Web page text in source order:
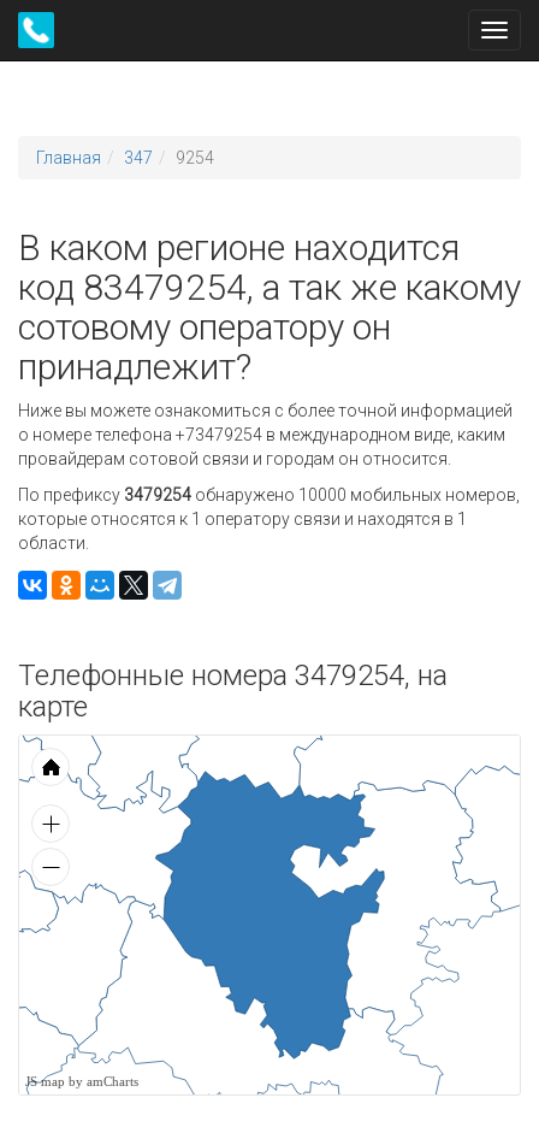
Главная 347 9254
В каком регионе находится
код 83479254, а так же какому
сотовому оператору он
принадлежит?
Ниже вы можете ознакомиться с более точной информацией
о номере телефона +73479254 в международном виде, каким
провайдерам сотовой связи и городам он относится.
По префиксу 3479254 обнаружено 10000 мобильных номеров,
которые относятся к 1 оператору связи и находятся в 1
области.
Телефонные номера 3479254, на
карте
JS map by amCharts